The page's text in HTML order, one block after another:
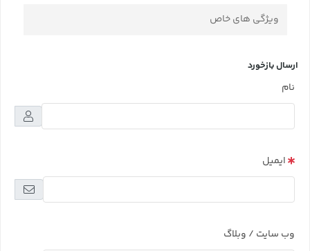
ویژگی های خاص
ارسال بازخورد
نام
ایمیل
وب سایت / وبلاگ